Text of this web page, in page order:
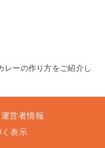
レーの作り方をご紹介し
運営者情報
表示